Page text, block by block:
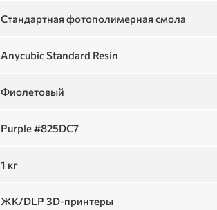
Стандартная фотополимерная смола
Anycubic Standard Resin
Фиолетовый
Purple #825DC7
1 кг
ЖК/DLP 3D-принтеры